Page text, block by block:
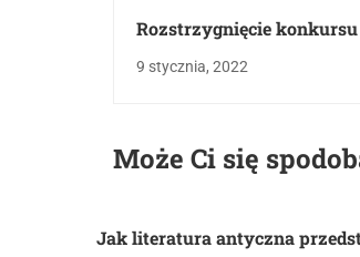
Rozstrzygnięcie
grudzień 2021.
9 stycznia, 2022
Może Ci się
Jak literatura antyczna